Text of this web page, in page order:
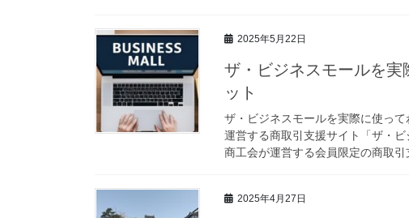
2025年5月22日
ザ・ビジネスモールを実
ット
ザ・ビジネスモールを実際に使っ
運営する商取引支援サイト「ザ・
商工会が運営する会員限定の商取
2025年4月27日